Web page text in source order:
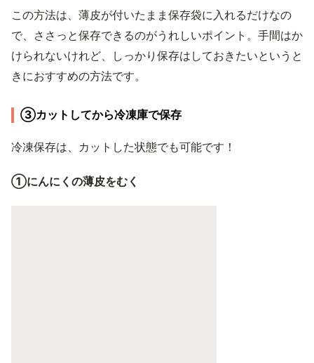
この方法は、薄皮が付いたまま保存袋に入れるだけなの
で、ささっと保存できるのがうれしいポイント。手間はか
けられないけれど、しっかり保存はしておきたいというと
きにおすすめの方法です。
③カットしてから冷凍庫で保存
冷凍保存は、カットした状態でも可能です！
①にんにくの薄皮をむく